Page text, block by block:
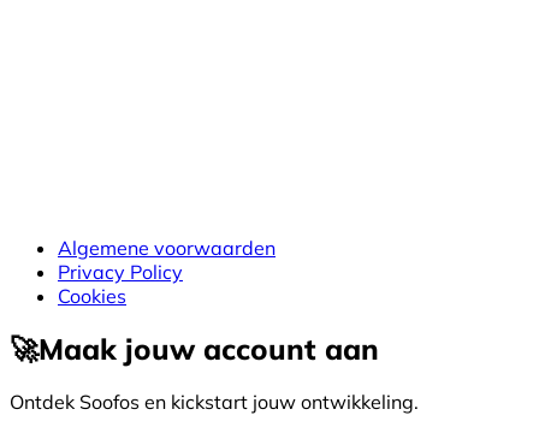
Algemene voorwaarden
Privacy Policy
Cookies
🚀Maak jouw account aan
Ontdek Soofos en kickstart jouw ontwikkeling.